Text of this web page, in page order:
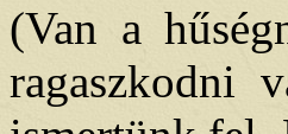
(Van a
ragaszkodni